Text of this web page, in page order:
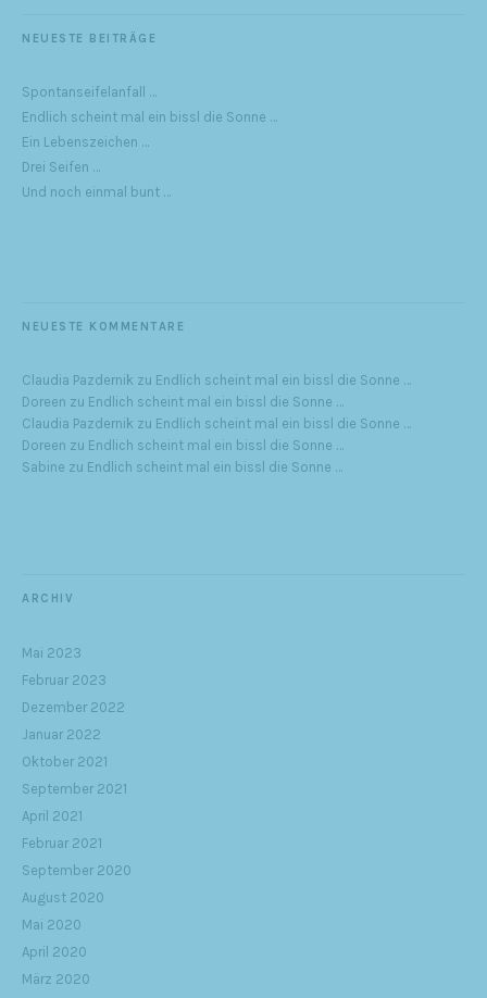
NEUESTE BEITRÄGE
Spontanseifelanfall …
Endlich scheint mal ein bissl die Sonne …
Ein Lebenszeichen …
Drei Seifen …
Und noch einmal bunt …
NEUESTE KOMMENTARE
Claudia Pazdernik zu Endlich scheint mal ein bissl die Sonne …
Doreen zu Endlich scheint mal ein bissl die Sonne …
Claudia Pazdernik zu Endlich scheint mal ein bissl die Sonne …
Doreen zu Endlich scheint mal ein bissl die Sonne …
Sabine zu Endlich scheint mal ein bissl die Sonne …
ARCHIV
Mai 2023
Februar 2023
Dezember 2022
Januar 2022
Oktober 2021
September 2021
April 2021
Februar 2021
September 2020
August 2020
Mai 2020
April 2020
März 2020